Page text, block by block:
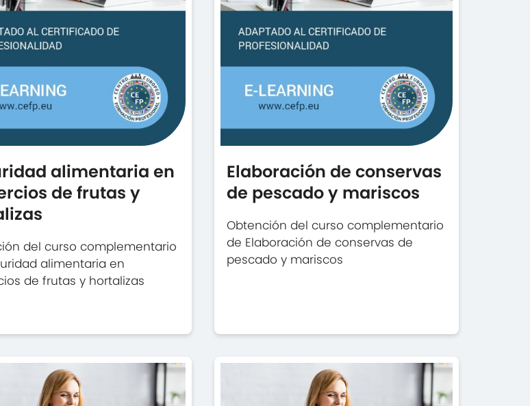
alimentaria en
de frutas y
del curso complementario
alimentaria en
de frutas y hortalizas
Elaboración de conservas
de pescado y mariscos
Obtención del curso complementario
de Elaboración de conservas de
pescado y mariscos